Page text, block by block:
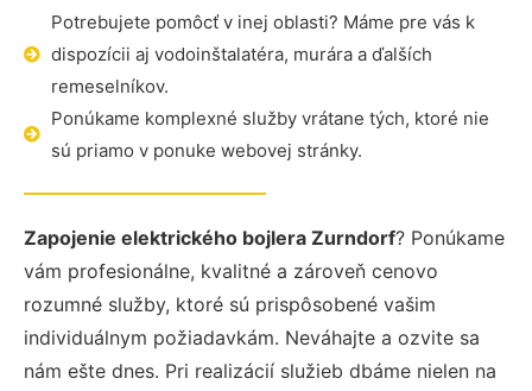
Potrebujete pomôcť v inej oblasti? Máme pre vás k
dispozícii aj vodoinštalatéra, murára a ďalších
remeselníkov.
Ponúkame komplexné služby vrátane tých, ktoré nie
sú priamo v ponuke webovej stránky.
Zapojenie elektrického bojlera Zurndorf? Ponúkame
vám profesionálne, kvalitné a zároveň cenovo
rozumné služby, ktoré sú prispôsobené vašim
individuálnym požiadavkám. Neváhajte a ozvite sa
nám ešte dnes. Pri realizácií služieb dbáme nielen na